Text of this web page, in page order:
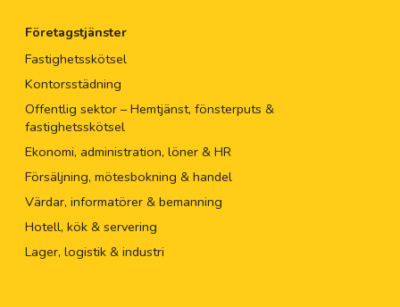
Företagstjänster
Fastighetsskötsel
Kontorsstädning
Offentlig sektor – Hemtjänst, fönsterputs &
fastighetsskötsel
Ekonomi, administration, löner & HR
Försäljning, mötesbokning & handel
Värdar, informatörer & bemanning
Hotell, kök & servering
Lager, logistik & industri